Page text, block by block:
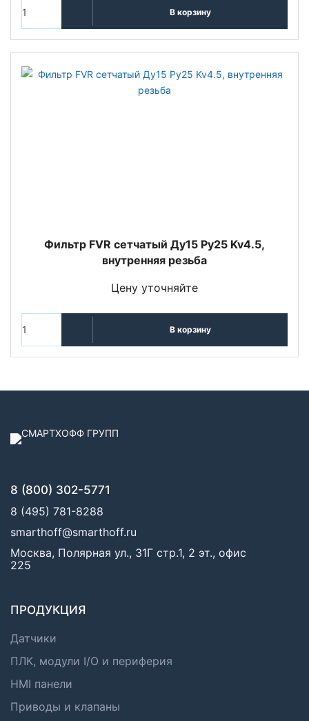
В корзину
Фильтр FVR сетчатый Ду15 Ру25 Kv4.5,
внутренняя резьба
Цену уточняйте
В корзину
8 (800) 302-5771
8 (495) 781-8288
smarthoff@smarthoff.ru
Москва, Полярная ул., 31Г стр.1, 2 эт., офис
225
ПРОДУКЦИЯ
Датчики
ПЛК, модули I/O и периферия
HMI панели
Приводы и клапаны